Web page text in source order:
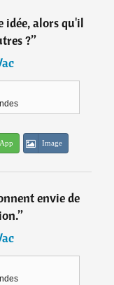
alors qu'il
?”
Image
envie de
”